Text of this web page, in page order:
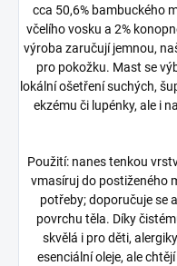
cca 50,6% bambuckého
včelího vosku a 2%
výroba zaručují jemnou,
pro pokožku. Mast se
lokální ošetření suchých,
ekzému či lupénky, ale i
Použití: nanes tenkou
vmasíruj do postiženého
potřeby; doporučuje se
povrchu těla. Díky
skvělá i pro děti,
esenciální oleje, ale